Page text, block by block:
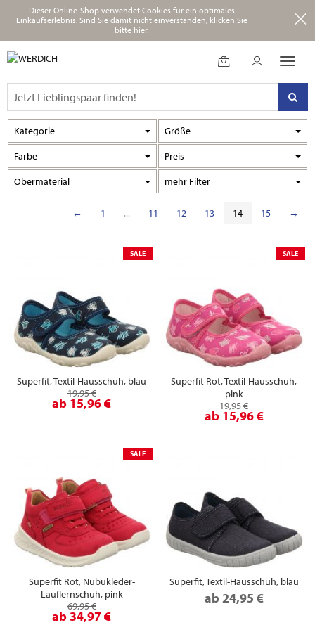
Dieser Online-Shop verwendet Cookies für ein optimales
Einkaufserlebnis. Sind Sie damit nicht einverstanden, klicken Sie
bitte hier.
Kategorie
Größe
Farbe
Preis
Obermaterial
Filter
← 1 ... 11 12 13 14 15 →
SALE
Superfit, Textil-Hausschuh, blau
19,95 €
ab 15,96 €
SALE
Superfit Rot, Textil-Hausschuh,
pink
19,95 €
ab 15,96 €
SALE
Superfit Rot, Nubukleder-
Lauflernschuh, pink
69,95 €
ab34,97 €
Superfit, Textil-Hausschuh, blau
ab 24,95 €